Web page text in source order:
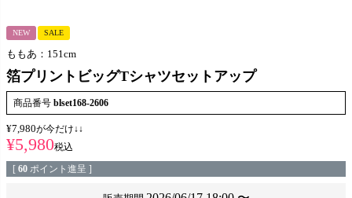
NEW SALE
ももあ：151cm
箔プリントビッグTシャツセットアップ
商品番号 blset168-2606
¥7,980が今だけ↓↓
¥5,980税込
[ 60 ポイント進呈 ]